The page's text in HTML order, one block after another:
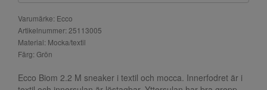
Varumärke: Ecco
Artikelnummer: 25113005
Material: Mocka/textil
Färg: Grön
Ecco Biom 2.2 M sneaker i textil och mocca. Innerfodret är i